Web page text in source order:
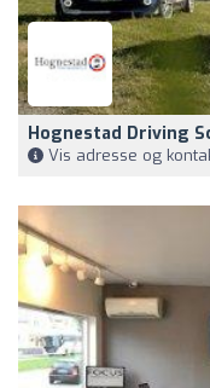
Hognestad Driving
Vis adresse og